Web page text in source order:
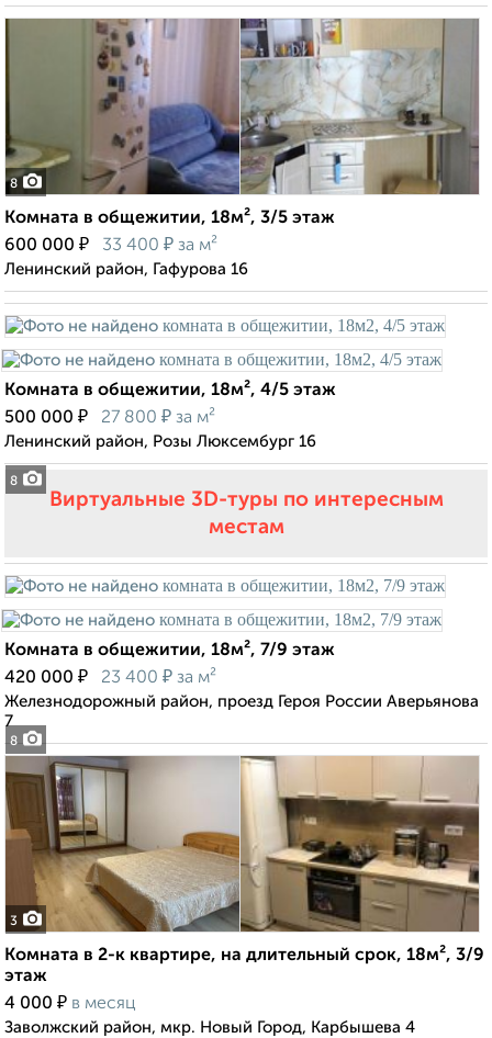
8
Комната в общежитии, 18м², 3/5 этаж
600 000 ₽ 33 400 ₽ за м²
Ленинский район, Гафурова 16
8
Комната в общежитии, 18м², 4/5 этаж
500 000 ₽ 27 800 ₽ за м²
Ленинский район, Розы Люксембург 16
Виртуальные 3D-туры по интересным
местам
8
Комната в общежитии, 18м², 7/9 этаж
420 000 ₽ 23 400 ₽ за м²
Железнодорожный район, проезд Героя России Аверьянова
7
3
Комната в 2-к квартире, на длительный срок, 18м², 3/9
этаж
4 000 ₽ в месяц
Заволжский район, мкр. Новый Город, Карбышева 4